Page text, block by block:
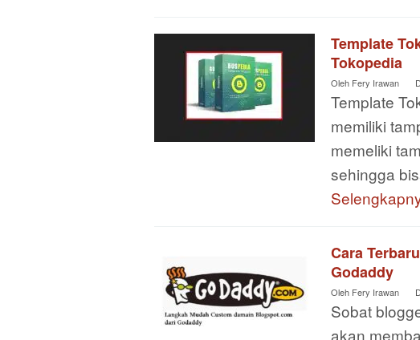
Template
Tokopedia
Oleh Fery Irawan
Template
memiliki
memeliki
sehingga
Cara
Godaddy
Oleh Fery Irawan
Sobat
akan